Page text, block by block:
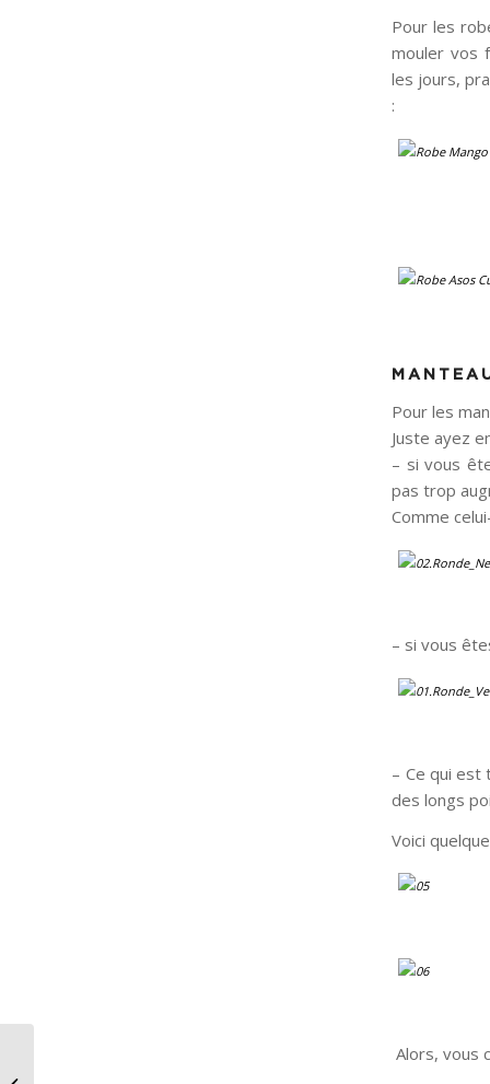
Pour les
mouler vos
les jours,
:
Pour les
Juste ayez
– si vous
pas trop
Comme
– si vous
– Ce qui est
des longs
Voici
Alors, vous